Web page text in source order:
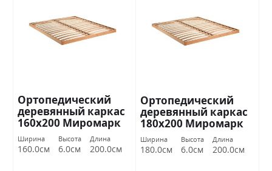
Ортопедический
деревянный каркас
160х200 Миромарк
Ширина
160.0см
Высота
6.0см
Длина
200.0см
Ортопедический
деревянный каркас
180х200 Миромарк
Ширина
180.0см
Высота
6.0см
Длина
200.0см